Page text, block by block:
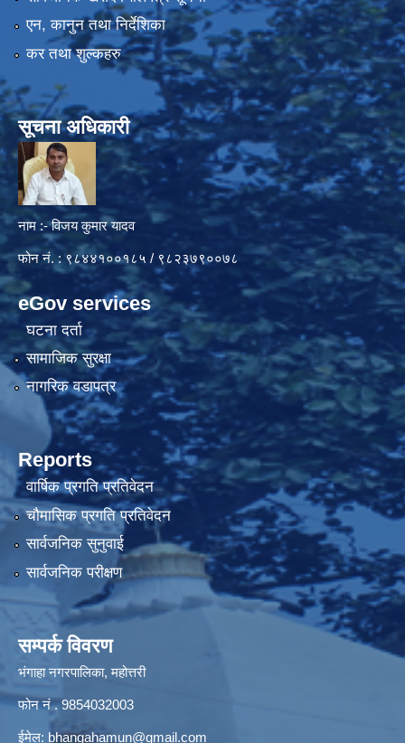
एन, कानुन तथा निर्देशिका
कर तथा शुल्कहरु
सूचना अधिकारी
नाम :- विजय कुमार यादव
फोन नं. : ९८४४१००१८५ / ९८२३७९००७८
eGov services
घटना दर्ता
सामाजिक सुरक्षा
नागरिक वडापत्र
Reports
वार्षिक प्रगति प्रतिवेदन
चौमासिक प्रगति प्रतिवेदन
सार्वजनिक सुनुवाई
सार्वजनिक परीक्षण
सम्पर्क विवरण
भंगाहा नगरपालिका, महोत्तरी
फोन नं . 9854032003
ईमेल: bhangahamun@gmail.com